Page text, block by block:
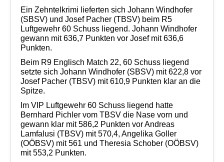
Ein Zehntelkrimi lieferten sich Johann Windhofer
(SBSV) und Josef Pacher (TBSV) beim R5
Luftgewehr 60 Schuss liegend. Johann Windhofer
gewann mit 636,7 Punkten vor Josef mit 636,6
Punkten.
Beim R9 Englisch Match 22, 60 Schuss liegend
setzte sich Johann Windhofer (SBSV) mit 622,8 vor
Josef Pacher (TBSV) mit 610,9 Punkten klar an die
Spitze.
Im VIP Luftgewehr 60 Schuss liegend hatte
Bernhard Pichler vom TBSV die Nase vorn und
gewann klar mit 586,2 Punkten vor Andreas
Lamfalusi (TBSV) mit 570,4, Angelika Goller
(OÖBSV) mit 561 und Theresia Schober (OÖBSV)
mit 553,2 Punkten.